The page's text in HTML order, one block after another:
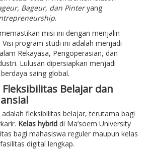
Bageur, dan Pinteryang
.
misi ini dengan menjalin
program studi ini adalah menjadi
Rekayasa, Pengoperasian, dan
Lulusan dipersiapkan menjadi
saing global.
Belajar dan
fleksibilitas belajar, terutama bagi
Kelas hybriddi Ma’soem University
bagi mahasiswa reguler maupun kelas
digital lengkap.